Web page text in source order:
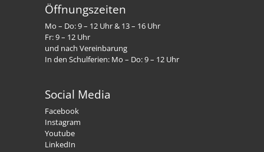
Öffnungszeiten
Mo – Do: 9 – 12 Uhr & 13 – 16 Uhr
Fr: 9 – 12 Uhr
und nach Vereinbarung
In den Schulferien: Mo – Do: 9 – 12 Uhr
Social Media
Facebook
Instagram
Youtube
LinkedIn